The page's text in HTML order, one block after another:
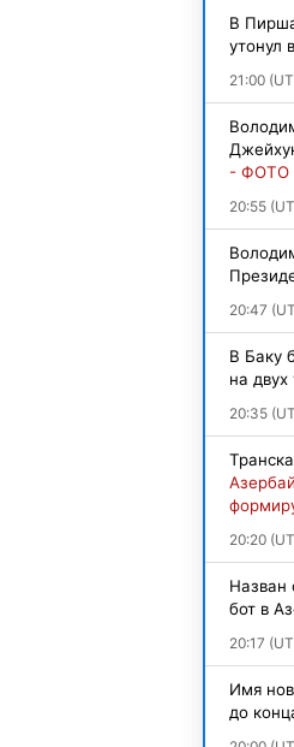
В
утонул
21:00
- ФОТО
20:55
20:47
В Баку
на двух
20:35
20:20
Назван
бот в
20:17
Имя
до